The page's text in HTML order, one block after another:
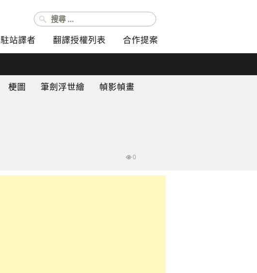
搜尋：
駐站譯者 翻譯授權列表 合作提案
梗圖 筆劍浮世繪 幀影幀畫
0